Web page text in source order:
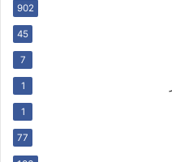
902
45
7
1
1
77